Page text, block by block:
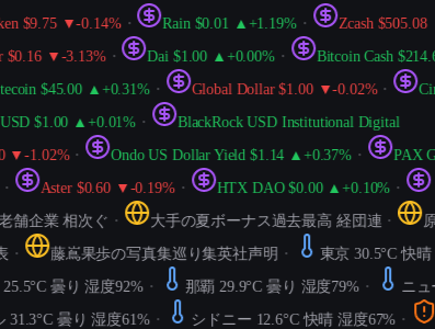
▼-0.14%・ Rain $0.01 ▲+1.19%・
Zcash $505.08
▼-3.13%・ Dai $1.00 ▲+0.00%・
Bitcoin Cash $214.65
$45.00 ▲+0.31%・ Global Dollar $1.00 ▼-0.02%・
Circle
$1.00 ▲+0.01%・
BlackRock USD Institutional Digital
1.02%・ Ondo US Dollar Yield $1.14 ▲+0.37%・
PAX Gold
Aster $0.60 ▼-0.19%・ HTX DAO $0.00 ▲+0.10%・
企業 相次ぐ・ 大手の夏ボーナス過去最高 経団連・
原爆
藤嶌果歩の写真集巡り集英社声明・
東京 30.5°C 快晴 湿
曇り 湿度92%・ 那覇 29.9°C 曇り 湿度79%・
ニュー
曇り 湿度61%・ シドニー 12.6°C 快晴 湿度67%・